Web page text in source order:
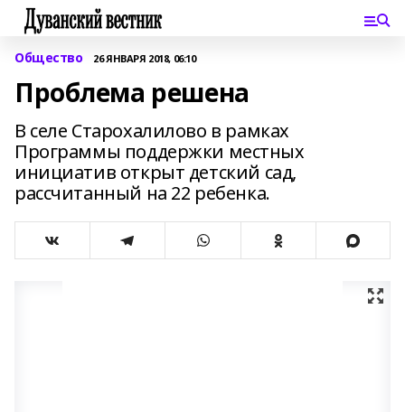
Общество 26 ЯНВАРЯ 2018, 06:10
Проблема решена
В селе Старохалилово в рамках
Программы поддержки местных
инициатив открыт детский сад,
рассчитанный на 22 ребенка.